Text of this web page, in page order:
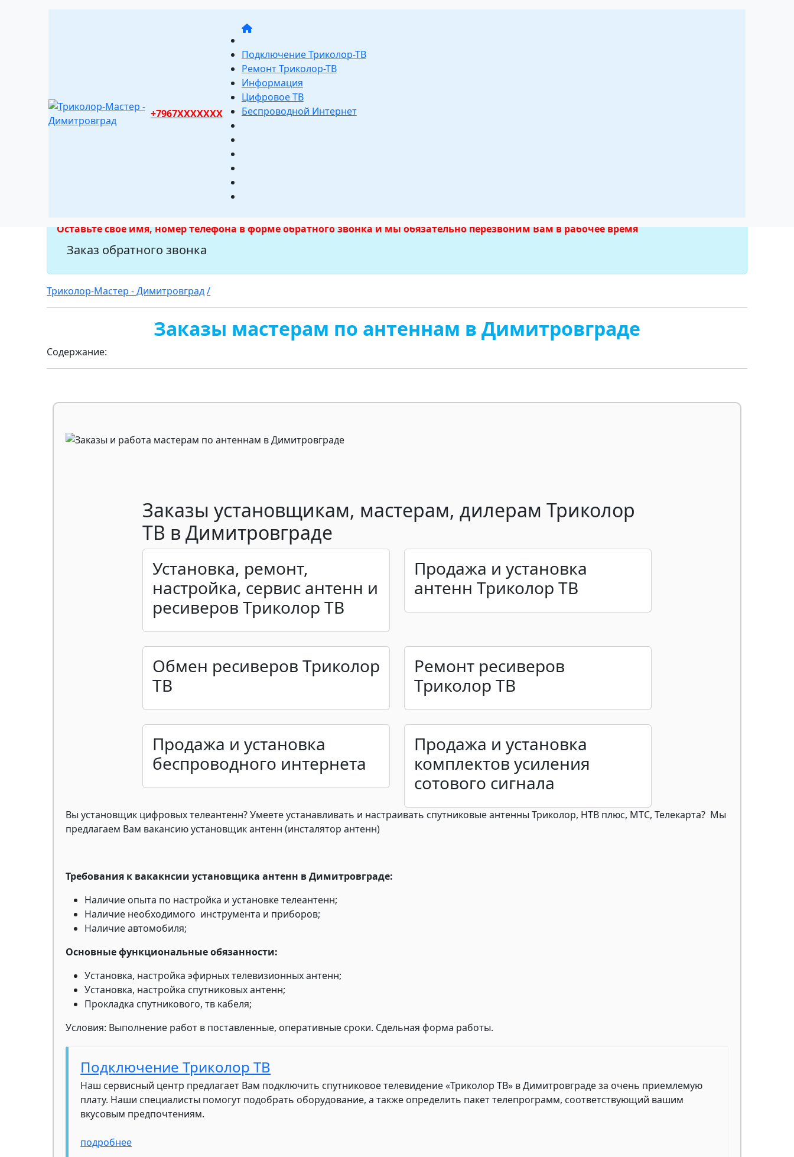
+7967XXXXXXX
Подключение Триколор-ТВ
Ремонт Триколор-ТВ
Информация
Цифровое ТВ
Беспроводной Интернет
Cервис заказов мастерам по антеннам
Оставьте свое имя, номер телефона в форме обратного звонка и мы обязательно перезвоним Вам в рабочее время
Заказ обратного звонка
Триколор-Мастер - Димитровград/
Заказы мастерам по антеннам в Димитровграде
Содержание:
Заказы установщикам, мастерам, дилерам Триколор
ТВ в Димитровграде
Установка, ремонт,
настройка, сервис антенн и
ресиверов Триколор ТВ
Продажа и установка
антенн Триколор ТВ
Обмен ресиверов Триколор
ТВ
Ремонт ресиверов
Триколор ТВ
Продажа и установка
беспроводного интернета
Продажа и установка
комплектов усиления
сотового сигнала
Вы установщик цифровых телеантенн? Умеете устанавливать и настраивать спутниковые антенны Триколор, НТВ плюс, МТС, Телекарта? Мы
предлагаем Вам вакансию установщик антенн (инсталятор антенн)
Требования к вакакнсии установщика антенн в Димитровграде:
Наличие опыта по настройка и установке телеантенн;
Наличие необходимого инструмента и приборов;
Наличие автомобиля;
Основные функциональные обязанности:
Установка, настройка эфирных телевизионных антенн;
Установка, настройка спутниковых антенн;
Прокладка спутникового, тв кабеля;
Условия: Выполнение работ в поставленные, оперативные сроки. Сдельная форма работы.
Подключение Триколор ТВ
Наш сервисный центр предлагает Вам подключить спутниковое телевидение «Триколор ТВ» в Димитровграде за очень приемлемую
плату. Наши специалисты помогут подобрать оборудование, а также определить пакет телепрограмм, соответствующий вашим
вкусовым предпочтениям.
подробнее